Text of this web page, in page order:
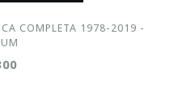
COMPLETA 1978-2019 -